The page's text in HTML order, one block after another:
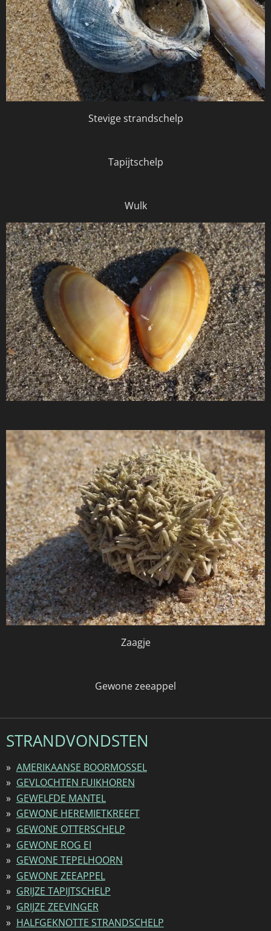
Stevige strandschelp
Tapijtschelp
Wulk
Zaagje
Gewone zeeappel
STRANDVONDSTEN
AMERIKAANSE BOORMOSSEL
GEVLOCHTEN FUIKHOREN
GEWELFDE MANTEL
GEWONE HEREMIETKREEFT
GEWONE OTTERSCHELP
GEWONE ROG EI
GEWONE TEPELHOORN
GEWONE ZEEAPPEL
GRIJZE TAPIJTSCHELP
GRIJZE ZEEVINGER
HALFGEKNOTTE STRANDSCHELP